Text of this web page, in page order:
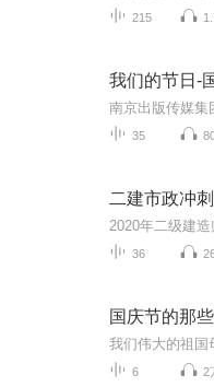
215
我们的节日-
35
二建市政冲
36
国庆节的那
6 2